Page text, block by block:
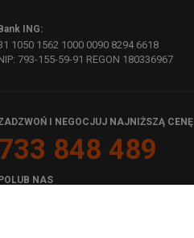
Bank ING:
1050 1562 1000 0090 8294 6618
793-155-59-91 REGON 180336967
I NEGOCJUJ NAJNIŻSZĄ CENĘ
848 489
POLUB NAS